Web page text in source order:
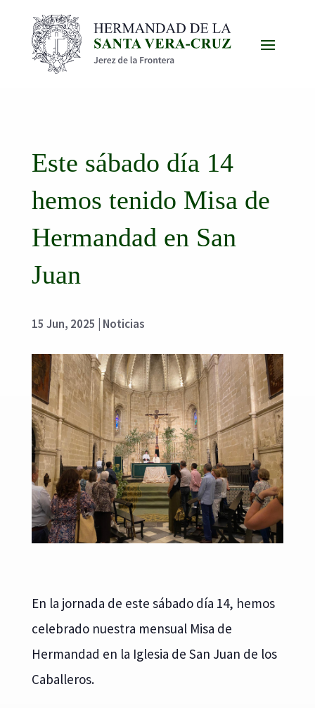
Este sábado día 14
hemos tenido Misa de
Hermandad en San
Juan
15 Jun, 2025 Noticias
En la jornada de este sábado día 14, hemos
celebrado nuestra mensual Misa de
Hermandad en la Iglesia de San Juan de los
Caballeros.